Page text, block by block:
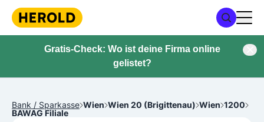
Gratis-Check: Wo ist deine Firma online
gelistet?
Bank / Sparkasse Wien Wien 20 (Brigittenau) Wien 1200
BAWAG Filiale